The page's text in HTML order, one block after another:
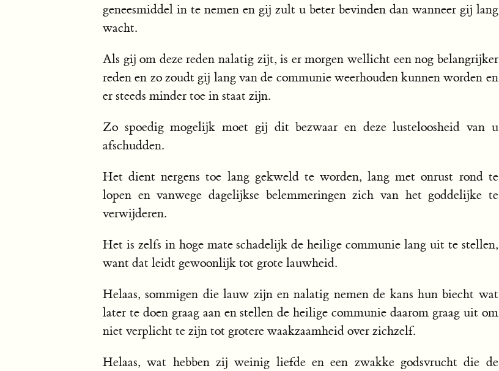
geneesmiddel in te nemen en gij zult u beter bevinden dan wanneer gij lang
wacht.
Als gij om deze reden nalatig zijt, is er morgen wellicht een nog belangrijker
reden en zo zoudt gij lang van de communie weerhouden kunnen worden en
er steeds minder toe in staat zijn.
Zo spoedig mogelijk moet gij dit bezwaar en deze lusteloosheid van u
afschudden.
Het dient nergens toe lang gekweld te worden, lang met onrust rond te
lopen en vanwege dagelijkse belemmeringen zich van het goddelijke te
verwijderen.
Het is zelfs in hoge mate schadelijk de heilige communie lang uit te stellen,
want dat leidt gewoonlijk tot grote lauwheid.
Helaas, sommigen die lauw zijn en nalatig nemen de kans hun biecht wat
later te doen graag aan en stellen de heilige communie daarom graag uit om
niet verplicht te zijn tot grotere waakzaamheid over zichzelf.
Helaas, wat hebben zij weinig liefde en een zwakke godsvrucht die de